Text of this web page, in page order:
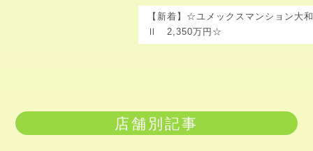
【新着】☆ユメックスマンション大
Ⅱ 2,350万円☆
店舗別記事